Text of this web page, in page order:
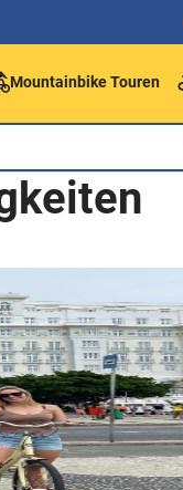
Mountainbike Touren